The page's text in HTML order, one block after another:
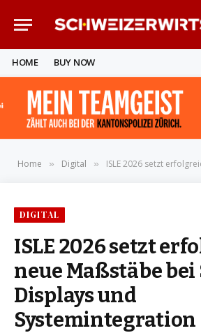
HOME BUY NOW
Home » Digital » ISLE 2026 setzt erfolgreich neue Maßstäbe
DIGITAL
ISLE 2026 setzt
neue Maßstäbe
Displays und
Systemintegration